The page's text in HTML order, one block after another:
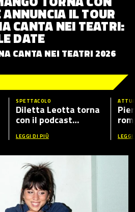
IL TOUR
CANTA NEI TEATRI:
DATE
CANTA NEI TEATRI 2026
SPETTACOLO
Diletta Leotta torna
con il podcast
“Mamma Dilettante
5”, ecco i nuovi ospiti
LEGGI DI PIÙ